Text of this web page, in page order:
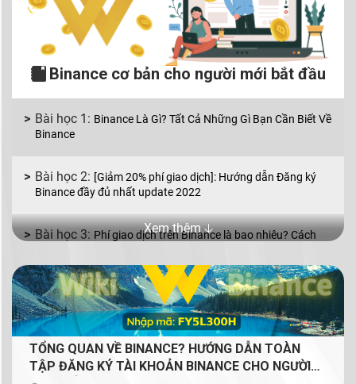
Binance cơ bản cho người mới bắt đầu
Binance Là Gì? Tất Cả Những Gì Bạn Cần Biết Về
Binance
[Giảm 20% phí giao dịch]: Hướng dẫn Đăng ký
Binance đầy đủ nhất update 2022
Phí giao dịch trên Binance là bao nhiêu? Cách
Binance P2P là gì? Cách mua bán coin bằng VND
với Binance P2P
Mua bán coin trên Binance với 2 lệnh cơ bản: lệnh
Limit và lệnh Market
Xem thêm 🡣
TỔNG QUAN VỀ BINANCE? HƯỚNG DẪN TOÀN
TẬP ĐĂNG KÝ TÀI KHOẢN BINANCE CHO NGƯỜI